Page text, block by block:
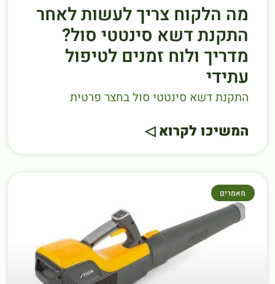
מה הלקוח צריך לעשות לאחר
התקנת דשא סינטטי סול?
מדריך ולוח זמנים לטיפול
עתידי
התקנת דשא סינטטי סול בחצר פרטית
המשיכו לקרוא ◁
מאמרים